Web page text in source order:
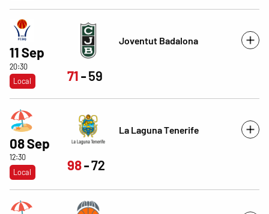
11 Sep
20:30
Local
Joventut Badalona
71 59
08 Sep
12:30
Local
La Laguna Tenerife
98 72